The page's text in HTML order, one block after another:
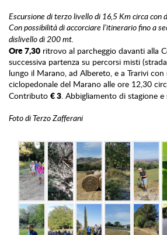
Escursione di terzo livello di 16,5 Km circa con
Con possibilità di accorciare l’itinerario fino a
dislivello di 200 mt.
Ore 7,30 ritrovo al parcheggio davanti alla
successiva partenza su percorsi misti
lungo il Marano, ad Albereto, e a Trarivi
ciclopedonale del Marano alle ore 12,30
Contributo € 3. Abbigliamento di stagione
Foto di Terzo Zafferani